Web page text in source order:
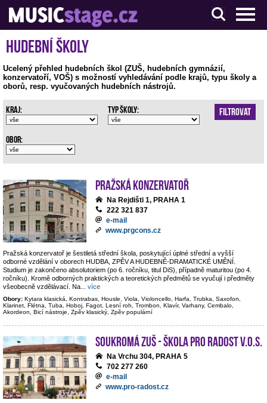
S muzikanty pro muzikanty
Hudební školy
Ucelený přehled hudebních škol (ZUŠ, hudebních gymnázií,
konzervatoří, VOŠ) s možností vyhledávání podle krajů, typu školy a
oborů, resp. vyučovaných hudebních nástrojů.
Filtrovat
Kraj: Typ školy:
Obor:
Pražská konzervatoř
Na Rejdišti 1, PRAHA 1
222 321 837
e-mail
www.prgcons.cz
Pražská konzervatoř je šestiletá střední škola, poskytující úplné střední a vyšší
odborné vzdělání v oborech HUDBA, ZPĚV A HUDEBNĚ-DRAMATICKÉ UMĚNÍ.
Studium je zakončeno absolutoriem (po 6. ročníku, titul DiS), případně maturitou (po 4.
ročníku). Kromě odborných praktických a teoretických předmětů se vyučují i předměty
všeobecně vzdělávací. Na
více
Obory: Kytara klasická, Kontrabas, Housle, Viola, Violoncello, Harfa, Trubka, Saxofon,
Klarinet, Flétna, Tuba, Hoboj, Fagot, Lesní roh, Trombon, Klavír, Varhany, Cembalo,
Akordeon, Bicí nástroje, Zpěv klasický, Zpěv populární
Soukromá ZUŠ - Škola pro radost v.o.s.
Na Vrchu 304, PRAHA 5
702 277 260
e-mail
www.pro-radost.cz